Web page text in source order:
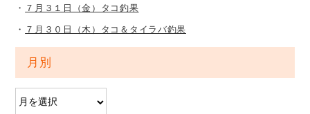
７月３１日（金）タコ釣果
７月３０日（木）タコ＆タイラバ釣果
月別